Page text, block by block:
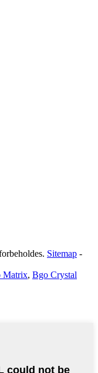
Sitemap -
Matrix, Bgo Crystal